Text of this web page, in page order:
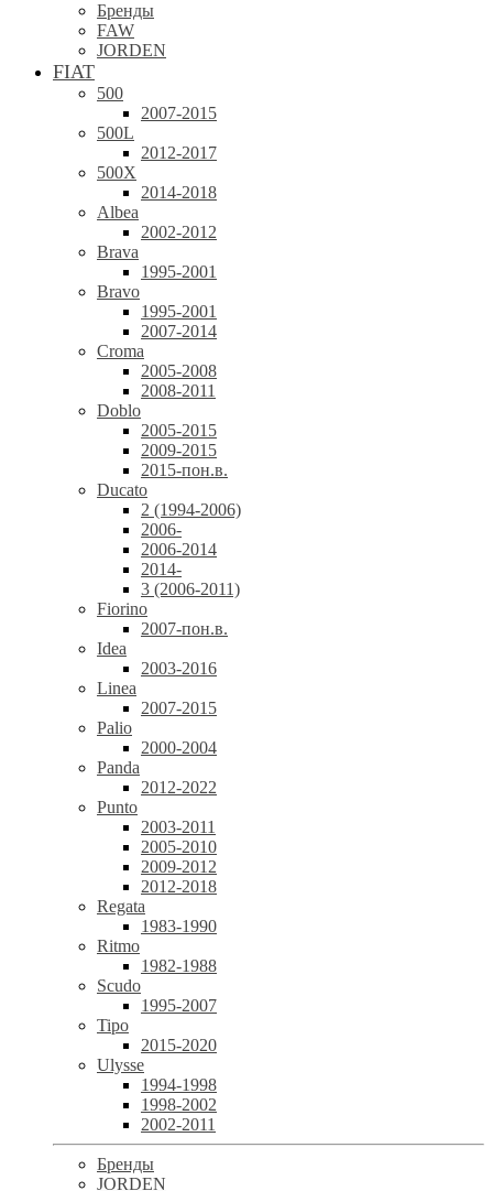
Бренды
FAW
JORDEN
FIAT
500
2007-2015
500L
2012-2017
500X
2014-2018
Albea
2002-2012
Brava
1995-2001
Bravo
1995-2001
2007-2014
Croma
2005-2008
2008-2011
Doblo
2005-2015
2009-2015
2015-пон.в.
Ducato
2 (1994-2006)
2006-
2006-2014
2014-
3 (2006-2011)
Fiorino
2007-пон.в.
Idea
2003-2016
Linea
2007-2015
Palio
2000-2004
Panda
2012-2022
Punto
2003-2011
2005-2010
2009-2012
2012-2018
Regata
1983-1990
Ritmo
1982-1988
Scudo
1995-2007
Tipo
2015-2020
Ulysse
1994-1998
1998-2002
2002-2011
Бренды
JORDEN